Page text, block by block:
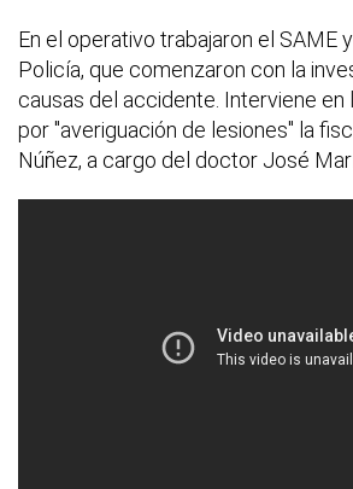
En el operativo trabajaron el SAME
Policía, que comenzaron con la
causas del accidente. Interviene en
por "averiguación de lesiones" la
Núñez, a cargo del doctor José